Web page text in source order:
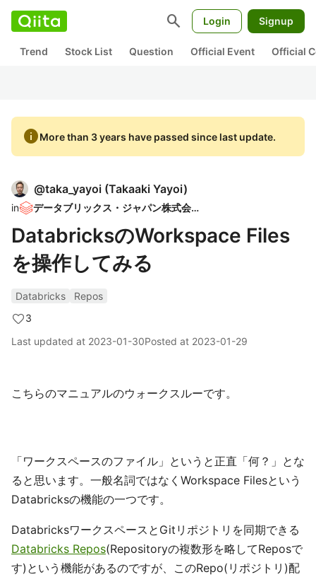
search Login Signup
Trend Stock List Question Official Event Official
infoMore than 3 years have passed since last update.
@taka_yayoi (Takaaki Yayoi)
in データブリックス・ジャパン株式会社
DatabricksのWorkspace Files
を操作してみる
Databricks
Repos
3
Last updated at 2023-01-30Posted at 2023-01-29
こちらのマニュアルのウォークスルーです。
「ワークスペースのファイル」というと正直「何？」とな
ると思います。一般名詞ではなくWorkspace Filesという
Databricksの機能の一つです。
DatabricksワークスペースとGitリポジトリを同期できる
Databricks Repos(Repositoryの複数形を略してReposで
す)という機能があるのですが、このRepo(リポジトリ)配